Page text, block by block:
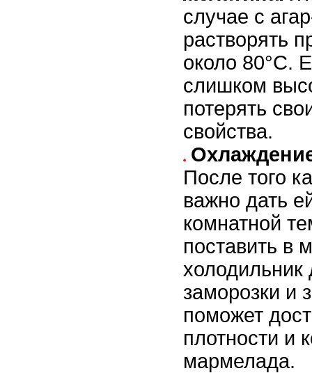
случае с
растворять
около 80°C.
слишком
потерять
свойства.
После того
важно дать
комнатной
поставить в
холодильник
заморозки и
поможет
плотности и
мармелада.